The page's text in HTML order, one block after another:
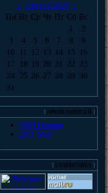
« Август 2026 »
Пн Вт Ср Чт Пт Сб Вс
1
2
3
4 5 6 7 8
9
10
11 12 13 14 15
16
17
18 19 20 21 22 23
24 25 26 27 28 29 30
31
[ АРХИВ ЗАПИСЕЙ ]
2009 Ноябрь
2011 Май
[ СТАТИСТИКА ]